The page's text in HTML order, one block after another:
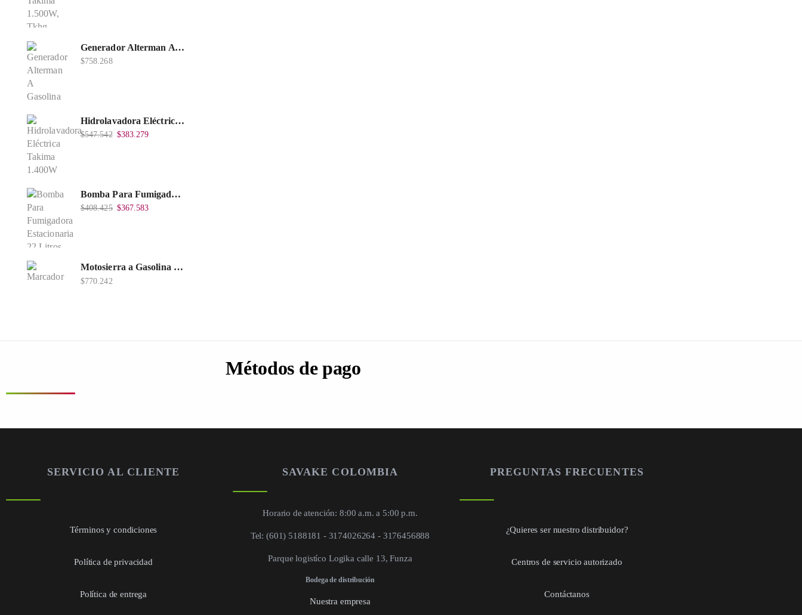
Generador Alterman A Gasolina 2T, 950W, Encendido Manual, 120 V, Con Chasis, EGG950-I.
$758.268
Hidrolavadora Eléctrica Takima 1.400W 1.600Psi, Tkepw-1600-A.
$547.542 $383.279
Bomba Para Fumigadora Estacionaria 22 Litros, Xp22-I.
$408.425 $367.583
Motosierra a Gasolina 52 Barra 20'' PD
$770.242
Métodos de pago
SERVICIO AL CLIENTE
Términos y condiciones
Política de privacidad
Política de entrega
SAVAKE COLOMBIA
Horario de atención: 8:00 a.m. a 5:00 p.m.
Tel: (601) 5188181 - 3174026264 - 3176456888
Parque logistíco Logika calle 13, Funza
Bodega de distribución
Nuestra empresa
PREGUNTAS FRECUENTES
¿Quieres ser nuestro distribuidor?
Centros de servicio autorizado
Contáctanos